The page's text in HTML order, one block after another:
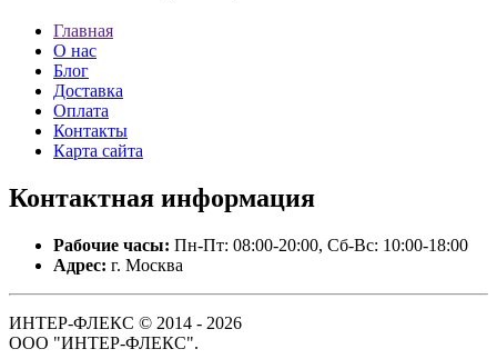
Главная
О нас
Блог
Доставка
Оплата
Контакты
Карта сайта
Контактная информация
Рабочие часы: Пн-Пт: 08:00-20:00, Сб-Вс: 10:00-18:00
Адрес: г. Москва
ИНТЕР-ФЛЕКС © 2014 - 2026
ООО "ИНТЕР-ФЛЕКС".